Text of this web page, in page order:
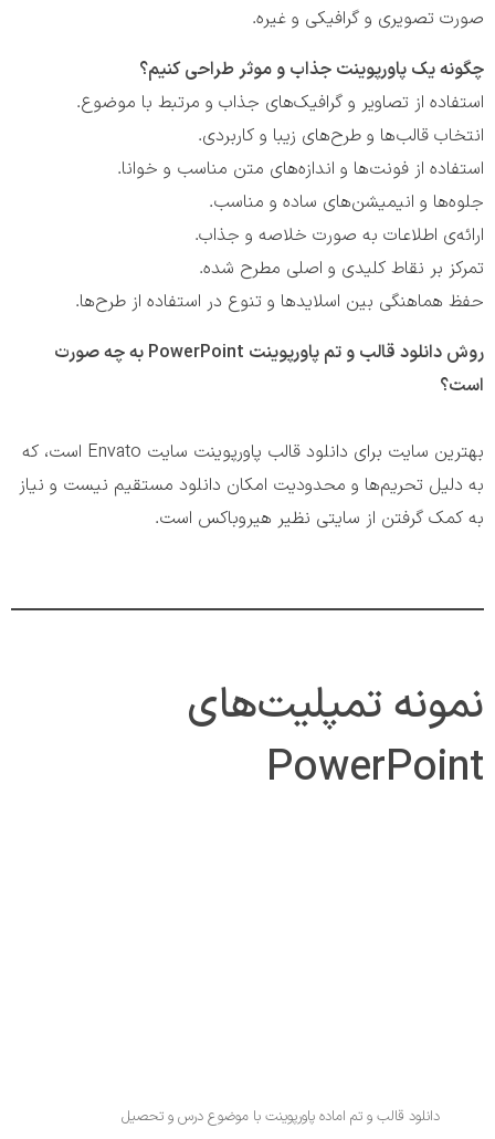
صورت تصویری و گرافیکی و غیره.
چگونه یک پاورپوینت جذاب و موثر طراحی کنیم؟
استفاده از تصاویر و گرافیک‌های جذاب و مرتبط با موضوع.
انتخاب قالب‌ها و طرح‌های زیبا و کاربردی.
استفاده از فونت‌ها و اندازه‌های متن مناسب و خوانا.
جلوه‌ها و انیمیشن‌های ساده و مناسب.
ارائه‌ی اطلاعات به صورت خلاصه و جذاب.
تمرکز بر نقاط کلیدی و اصلی مطرح شده.
حفظ هماهنگی بین اسلایدها و تنوع در استفاده از طرح‌ها.
روش دانلود قالب و تم پاورپوینت PowerPoint به چه صورت
است؟
بهترین سایت برای دانلود قالب‌ پاورپوینت سایت Envato است، که
به دلیل تحریم‌ها و محدودیت امکان دانلود مستقیم نیست و نیاز
به کمک گرفتن از سایتی نظیر هیروباکس است.
نمونه تمپلیت‌های
PowerPoint
دانلود قالب و تم اماده پاورپوینت با موضوع درس و تحصیل